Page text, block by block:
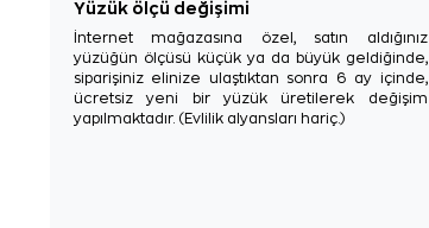
Yüzük ölçü değişimi
İnternet mağazasına özel, satın aldığınız
yüzüğün ölçüsü küçük ya da büyük geldiğinde,
siparişiniz elinize ulaştıktan sonra 6 ay içinde,
ücretsiz yeni bir yüzük üretilerek değişim
yapılmaktadır. (Evlilik alyansları hariç.)